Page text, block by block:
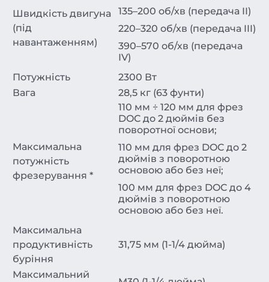
Швидкість двигуна
(під
навантаженням)
135–200 об/хв (передача II)
220–320 об/хв (передача III)
390–570 об/хв (передача
IV)
Потужність
2300 Вт
Вага
28,5 кг (63 фунти)
Максимальна
потужність
фрезерування *
110 мм ÷ 120 мм для фрез
DOC до 2 дюймів без
поворотної основи;
110 мм для фрез DOC до 2
дюймів з поворотною
основою або без неї;
100 мм для фрез DOC до 4
дюймів з поворотною
основою або без неї.
Максимальна
продуктивність
буріння
31,75 мм (1-1/4 дюйма)
Максимальний